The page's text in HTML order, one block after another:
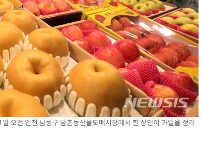
날씨]
해 아
주
오전 인천 남동구 남촌농산물도매시장에서 한 상인이 과일을 정리